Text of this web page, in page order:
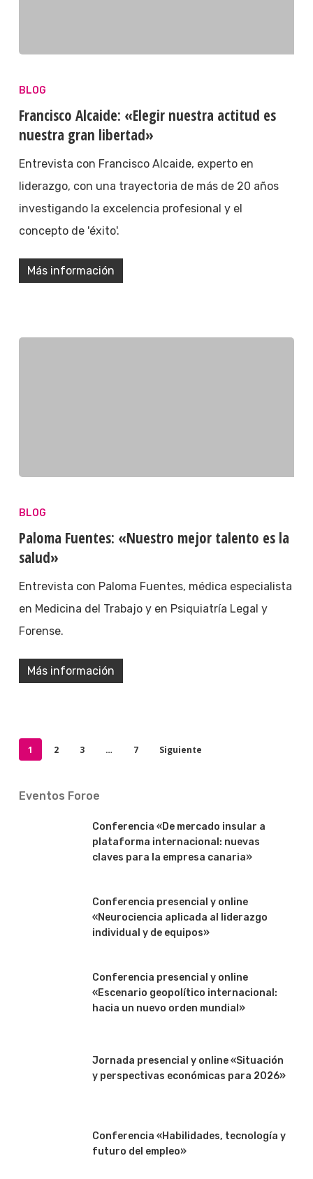
BLOG
Francisco Alcaide: «Elegir nuestra actitud es
nuestra gran libertad»
Entrevista con Francisco Alcaide, experto en
liderazgo, con una trayectoria de más de 20 años
investigando la excelencia profesional y el
concepto de 'éxito'.
Más información
BLOG
Paloma Fuentes: «Nuestro mejor talento es la
salud»
Entrevista con Paloma Fuentes, médica especialista
en Medicina del Trabajo y en Psiquiatría Legal y
Forense.
Más información
1 2 3 … 7 Siguiente
Eventos Foroe
Conferencia «De mercado insular a
plataforma internacional: nuevas
claves para la empresa canaria»
Conferencia presencial y online
«Neurociencia aplicada al liderazgo
individual y de equipos»
Conferencia presencial y online
«Escenario geopolítico internacional:
hacia un nuevo orden mundial»
Jornada presencial y online «Situación
y perspectivas económicas para 2026»
Conferencia «Habilidades, tecnología y
futuro del empleo»